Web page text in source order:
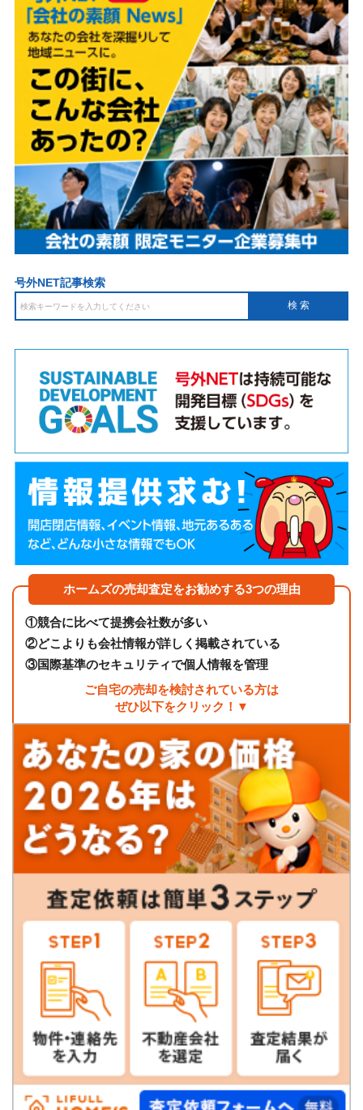
号外NET記事検索
ホームズの売却査定をお勧めする3つの理由
①競合に比べて提携会社数が多い
②どこよりも会社情報が詳しく掲載されている
③国際基準のセキュリティで個人情報を管理
ご自宅の売却を検討されている方は
ぜひ以下をクリック！▼